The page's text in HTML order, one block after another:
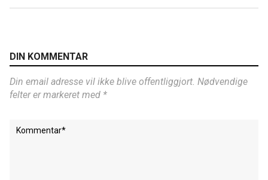
DIN KOMMENTAR
Din email adresse vil ikke blive offentliggjort. Nødvendige
felter er markeret med *